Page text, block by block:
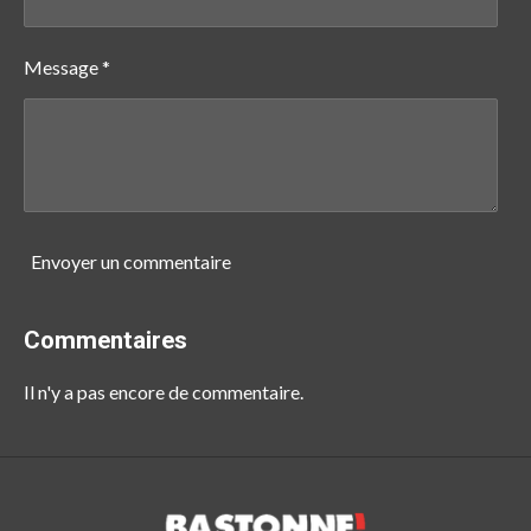
Message *
Envoyer un commentaire
Commentaires
Il n'y a pas encore de commentaire.